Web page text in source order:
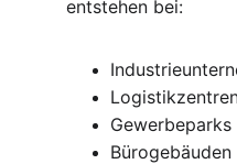
entstehen bei:
Gewerbeparks
Bürogebäuden